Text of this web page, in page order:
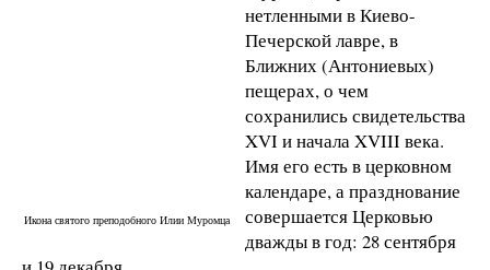
Икона святого преподобного Илии Муромца
нетленными в Киево-
Печерской лавре, в
Ближних (Антониевых)
пещерах, о чем
сохранились свидетельства
XVI и начала XVIII века.
Имя его есть в церковном
календаре, а празднование
совершается Церковью
дважды в год: 28 сентября